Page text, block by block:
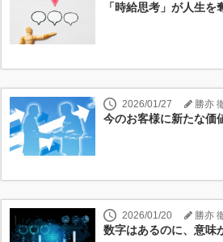
「時給思考」が人生を
2026/01/27 勝亦
今のお客様に新たな価
2026/01/20 勝亦
数字はあるのに、意味